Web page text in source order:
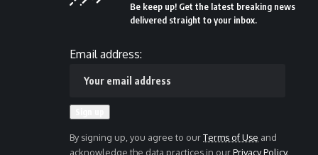
Be keep up! Get the latest breaking news
delivered straight to your inbox.
Email address:
By signing up, you agree to ourTerms of Use and
acknowledge the data practices in ourPrivacy Policy.